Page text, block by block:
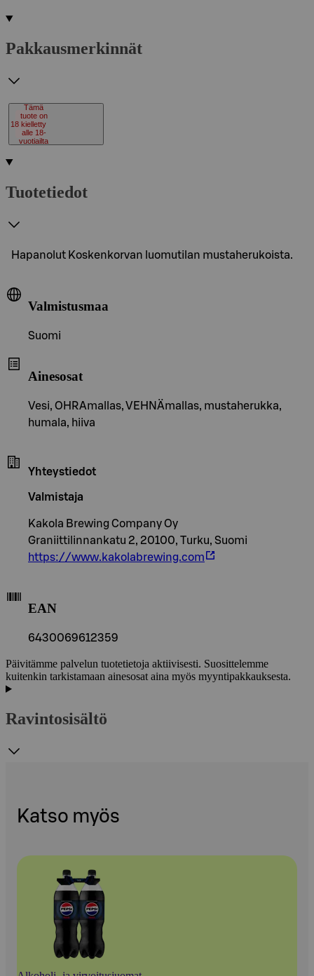
Pakkausmerkinnät
18
Tämä
tuote on
kielletty
alle 18-
vuotiailta
Tuotetiedot
Hapanolut Koskenkorvan luomutilan mustaherukoista.
Valmistusmaa
Suomi
Ainesosat
Vesi, OHRAmallas, VEHNÄmallas, mustaherukka,
humala, hiiva
Yhteystiedot
Valmistaja
Kakola Brewing Company Oy
Graniittilinnankatu 2, 20100, Turku, Suomi
https://www.kakolabrewing.com
EAN
6430069612359
Päivitämme palvelun tuotetietoja aktiivisesti. Suosittelemme
kuitenkin tarkistamaan ainesosat aina myös myyntipakkauksesta.
Ravintosisältö
Katso myös